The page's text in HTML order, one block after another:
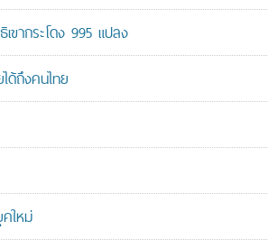
ขากระโดง 995 แปลง
ด้ถึงคนไทย
ใหม่